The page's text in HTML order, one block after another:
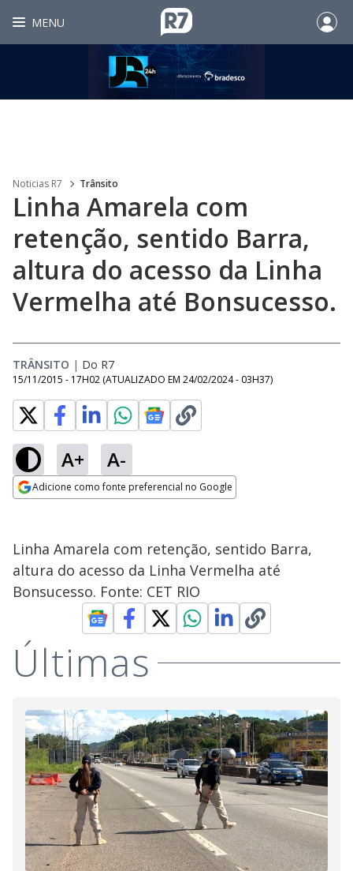
MENU
Noticias R7 Trânsito
Linha Amarela com
retenção, sentido Barra,
altura do acesso da Linha
Vermelha até Bonsucesso.
TRÂNSITO | Do R7
15/11/2015 - 17H02 (ATUALIZADO EM 24/02/2024 - 03H37)
A+ A-
Adicione como fonte preferencial no Google
Linha Amarela com retenção, sentido Barra,
altura do acesso da Linha Vermelha até
Bonsucesso. Fonte: CET RIO
Últimas